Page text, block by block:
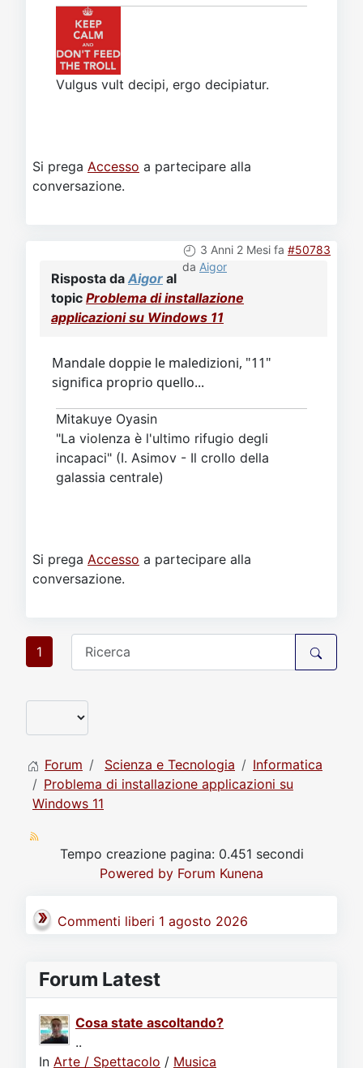
Vulgus vult decipi, ergo decipiatur.
Si prega Accesso a partecipare alla
conversazione.
3 Anni 2 Mesi fa #50783
da Aigor
Risposta da Aigor al
topic Problema di installazione
applicazioni su Windows 11
Mandale doppie le maledizioni, "11"
significa proprio quello...
Mitakuye Oyasin
"La violenza è l'ultimo rifugio degli
incapaci" (I. Asimov - Il crollo della
galassia centrale)
Si prega Accesso a partecipare alla
conversazione.
1
Forum Scienza e Tecnologia
Informatica
Problema di installazione applicazioni su
Windows 11
Tempo creazione pagina: 0.451 secondi
Powered by Forum Kunena
Commenti liberi 1 agosto 2026
Forum Latest
Cosa state ascoltando?
..
In Arte / Spettacolo / Musica